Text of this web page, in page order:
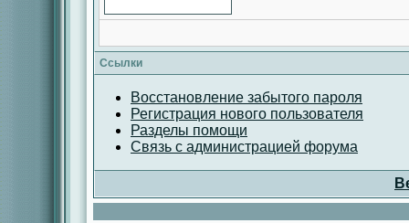
Ссылки
Восстановление забытого пароля
Регистрация нового пользователя
Разделы помощи
Связь с администрацией форума